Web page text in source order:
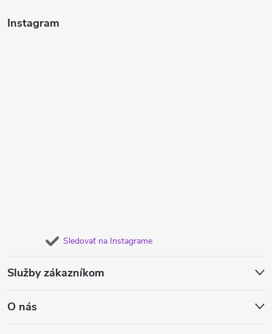
Instagram
Sledovať na Instagrame
Služby zákazníkom
O nás